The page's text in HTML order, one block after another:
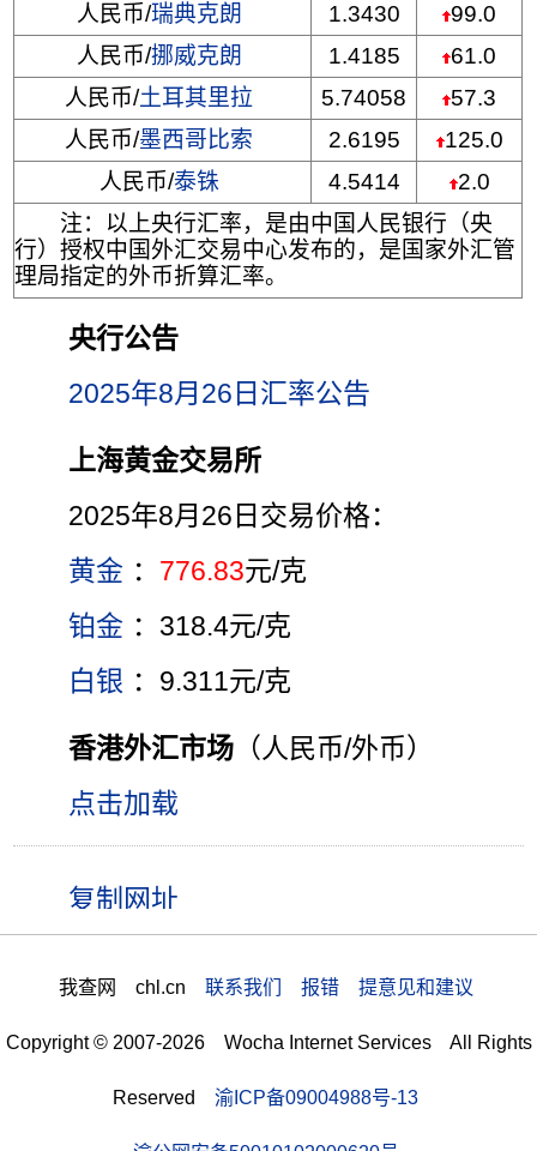
人民币/瑞典克朗 1.3430
99.0
人民币/挪威克朗 1.4185
61.0
人民币/土耳其里拉 5.74058
57.3
人民币/墨西哥比索 2.6195
125.0
人民币/泰铢 4.5414
2.0
注：以上央行汇率，是由中国人民银行（央
行）授权中国外汇交易中心发布的，是国家外汇管
理局指定的外币折算汇率。
央行公告
2025年8月26日汇率公告
上海黄金交易所
2025年8月26日交易价格：
黄金 ： 776.83元/克
铂金 ：318.4元/克
白银 ：9.311元/克
香港外汇市场 （人民币/外币）
点击加载
我查网 chl.cn 联系我们 报错 提意见和建议
Copyright © 2007-2026 Wocha Internet Services All Rights
Reserved 渝ICP备09004988号-13